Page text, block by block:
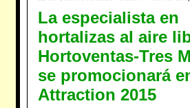
La especialista en
hortalizas al aire
Hortoventas-Tres
se promocionará
Attraction 2015